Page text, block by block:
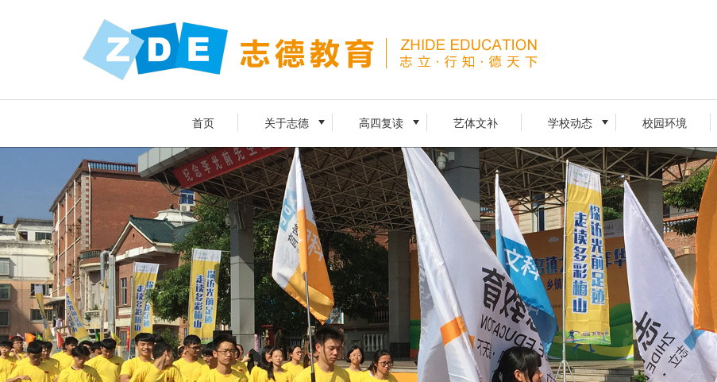
首页 关于志德 高四复读 艺体文补 学校动态 校园环境